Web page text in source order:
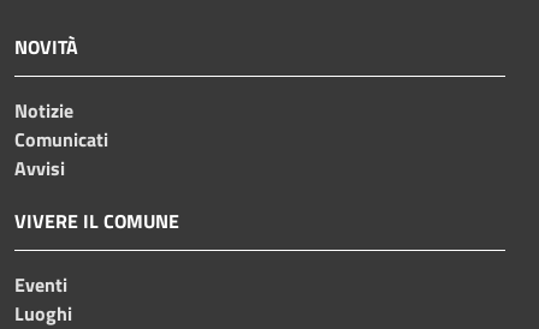
NOVITÀ
Notizie
Comunicati
Avvisi
VIVERE IL COMUNE
Eventi
Luoghi